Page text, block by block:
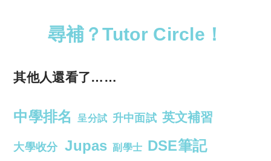
尋補？Tutor Circle！
其他人還看了……
中學排名 呈分試 升中面試 英文補習
大學收分 Jupas 副學士 DSE筆記